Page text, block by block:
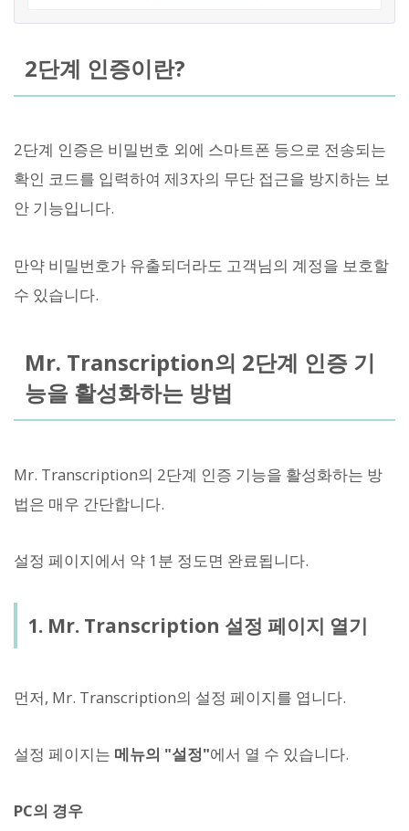
2단계 인증이란?
2단계 인증은 비밀번호 외에 스마트폰 등으로 전송되는
확인 코드를 입력하여 제3자의 무단 접근을 방지하는 보
안 기능입니다.
만약 비밀번호가 유출되더라도 고객님의 계정을 보호할
수 있습니다.
Mr. Transcription의 2단계 인증 기
능을 활성화하는 방법
Mr. Transcription의 2단계 인증 기능을 활성화하는 방
법은 매우 간단합니다.
설정 페이지에서 약 1분 정도면 완료됩니다.
1. Mr. Transcription 설정 페이지 열기
먼저, Mr. Transcription의 설정 페이지를 엽니다.
설정 페이지는 메뉴의 "설정"에서 열 수 있습니다.
PC의 경우